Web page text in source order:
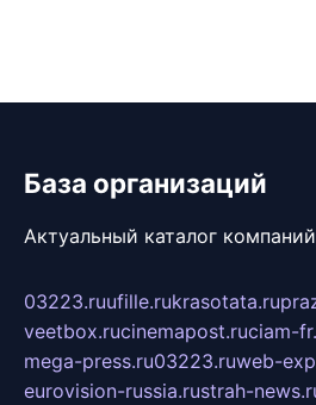
База организаций
Актуальный каталог
03223.ruufille.rukrasotata.ru
veetbox.rucinemapost.ruciam-
mega-press.ru03223.ruweb-
eurovision-russia.rustrah-